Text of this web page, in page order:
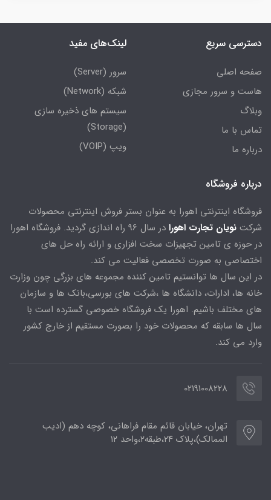
دسترسی سریع
صفحه اصلی
هاست و سرور مجازی
وبلاگ
تماس با ما
درباره ما
لینک‌های مفید
سرور (Server)
شبکه (Network)
سیستم های ذخیره سازی
(Storage)
ویپ (VOIP)
درباره فروشگاه
فروشگاه اینترنتی اهورا به عنوان بستر فروش اینترنتی محصولات
شرکت نویان تجارت اهورا
در سال 96 راه اندازی گردید. فروشگاه اهورا
در حوزه ی تامین تجهیزات سخت افزاری و ارائه راه حل های
اختصاصی به صورت تخصصی فعالیت می کند.
در این سال ها توانستیم تامین کننده مجموعه های بزرگی چون وزارت
خانه ها، ادارات، دانشگاه ها ،شرکت های بورسی،بانک ها و سازمان
های مختلف باشیم. اهورا یک فروشگاه خصوصی گسترده است با
سال ها سابقه که محصولات خود را بصورت مستقیم از خارج کشور
وارد می کند.
02191008228
تهران، خیابان قائم مقام فراهانی، کوچه دهم (ادیب
الممالک)،پلاک ۲۴،طبقه۲،واحد ۱۲